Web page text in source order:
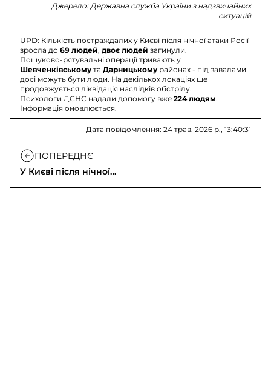
Джерело: Державна служба України з надзвичайних
ситуацій
UPD: Кількість постраждалих у Києві після нічної атаки Росії
зросла до69 людей,двоє людей загинули.
Пошуково-рятувальні операції тривають у
ШевченківськомутаДарницькомурайонах - під завалами
досі можуть бути люди. На декількох локаціях ще
продовжується ліквідація наслідків обстрілу.
Психологи ДСНС надали допомогу вже224 людям.
Інформація оновлюється.
Дата повідомлення: 24 трав. 2026 р., 13:40:31
ПОПЕРЕДНЄ
У Києві після нічної
атаки Росії